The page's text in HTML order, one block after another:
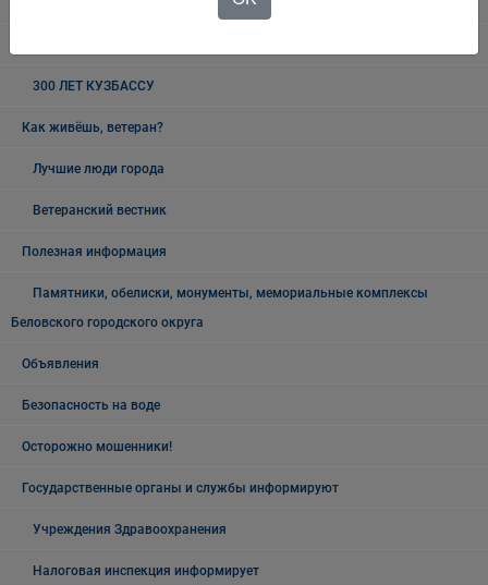
300 ЛЕТ КУЗБАССУ
Как живёшь, ветеран?
Лучшие люди города
Ветеранский вестник
Полезная информация
Памятники, обелиски, монументы, мемориальные комплексы
Беловского городского округа
Объявления
Безопасность на воде
Осторожно мошенники!
Государственные органы и службы информируют
Учреждения Здравоохранения
Налоговая инспекция информирует